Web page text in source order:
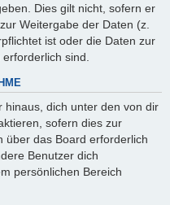
Dies gilt nicht, sofern er
Weitergabe der Daten (z.
ist oder die Daten zur
sind.
hinaus, dich unter den von dir
sofern dies zur
über das Board erforderlich
Benutzer dich
persönlichen Bereich